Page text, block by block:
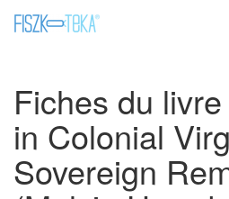
Fiches du
in Colonial
Sovereign